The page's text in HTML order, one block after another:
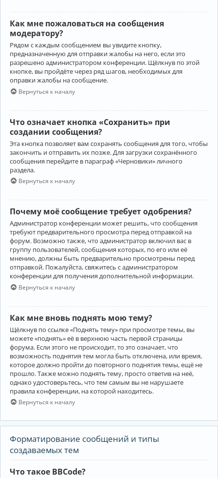
Как мне пожаловаться на сообщения
модератору?
Рядом с каждым сообщением вы увидите кнопку,
предназначенную для отправки жалобы на него, если это
разрешено администратором конференции. Щёлкнув по этой
кнопке, вы пройдёте через ряд шагов, необходимых для
оправки жалобы на сообщение.
Вернуться к началу
Что означает кнопка «Сохранить» при
создании сообщения?
Эта кнопка позволяет вам сохранять сообщения для того, чтобы
закончить и отправить их позже. Для загрузки сохранённого
сообщения перейдите в параграф «Черновики» личного
раздела.
Вернуться к началу
Почему моё сообщение требует одобрения?
Администратор конференции может решить, что сообщения
требуют предварительного просмотра перед отправкой на
форум. Возможно также, что администратор включил вас в
группу пользователей, сообщения которых, по его или её
мнению, должны быть предварительно просмотрены перед
отправкой. Пожалуйста, свяжитесь с администратором
конференции для получения дополнительной информации.
Вернуться к началу
Как мне вновь поднять мою тему?
Щёлкнув по ссылке «Поднять тему» при просмотре темы, вы
можете «поднять» её в верхнюю часть первой страницы
форума. Если этого не происходит, то это означает, что
возможность поднятия тем могла быть отключена, или время,
которое должно пройти до повторного поднятия темы, ещё не
прошло. Также можно поднять тему, просто ответив на неё,
однако удостоверьтесь, что тем самым вы не нарушаете
правила конференции, на которой находитесь.
Вернуться к началу
Форматирование сообщений и типы
создаваемых тем
Что такое BBCode?